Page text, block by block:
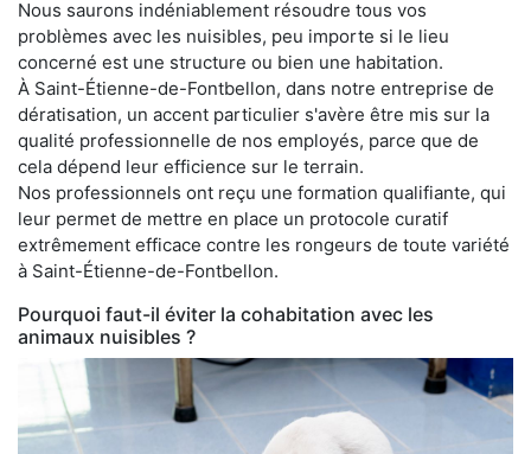
Nous saurons indéniablement résoudre tous vos
problèmes avec les nuisibles, peu importe si le lieu
concerné est une structure ou bien une habitation.
À Saint-Étienne-de-Fontbellon, dans notre entreprise de
dératisation, un accent particulier s'avère être mis sur la
qualité professionnelle de nos employés, parce que de
cela dépend leur efficience sur le terrain.
Nos professionnels ont reçu une formation qualifiante, qui
leur permet de mettre en place un protocole curatif
extrêmement efficace contre les rongeurs de toute variété
à Saint-Étienne-de-Fontbellon.
Pourquoi faut-il éviter la cohabitation avec les
animaux nuisibles ?